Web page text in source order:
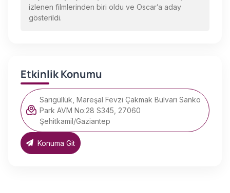
izlenen filmlerinden biri oldu ve Oscar’a aday
gösterildi.
Etkinlik Konumu
Sarıgüllük, Mareşal Fevzi Çakmak Bulvarı Sanko
Park AVM No:28 S345, 27060
Şehitkamil/Gaziantep
Konuma Git